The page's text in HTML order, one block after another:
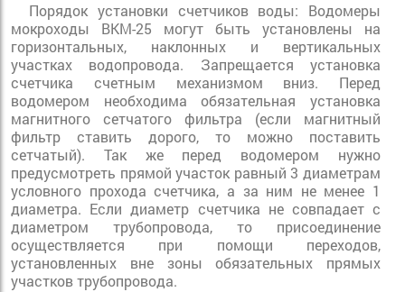
Порядок установки счетчиков воды: Водомеры
мокроходы ВКМ-25 могут быть установлены на
горизонтальных, наклонных и вертикальных
участках водопровода. Запрещается установка
счетчика счетным механизмом вниз. Перед
водомером необходима обязательная установка
магнитного сетчатого фильтра (если магнитный
фильтр ставить дорого, то можно поставить
сетчатый). Так же перед водомером нужно
предусмотреть прямой участок равный 3 диаметрам
условного прохода счетчика, а за ним не менее 1
диаметра. Если диаметр счетчика не совпадает с
диаметром трубопровода, то присоединение
осуществляется при помощи переходов,
установленных вне зоны обязательных прямых
участков трубопровода.